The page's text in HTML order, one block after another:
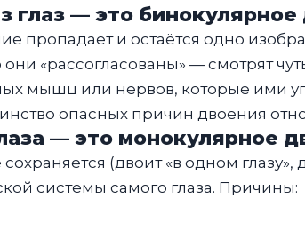
глаз — это бинокулярное
пропадает и остаётся одно
«рассогласованы» — смотрят
мышц или нервов, которые ими
опасных причин двоения
— это монокулярное
(двоит «в одном глазу»,
системы самого глаза. Причины: